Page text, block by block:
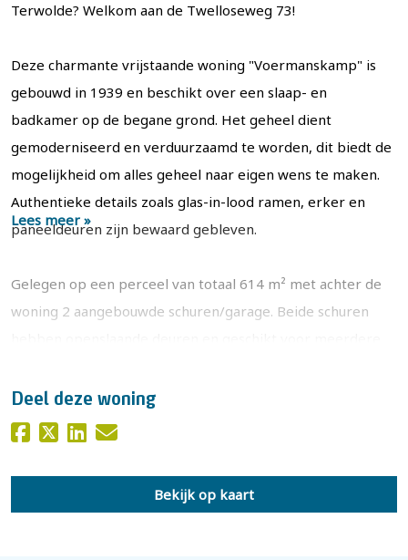
Terwolde? Welkom aan de Twelloseweg 73!
Deze charmante vrijstaande woning "Voermanskamp" is
gebouwd in 1939 en beschikt over een slaap- en
badkamer op de begane grond. Het geheel dient
gemoderniseerd en verduurzaamd te worden, dit biedt de
mogelijkheid om alles geheel naar eigen wens te maken.
Authentieke details zoals glas-in-lood ramen, erker en
paneeldeuren zijn bewaard gebleven.
Gelegen op een perceel van totaal 614 m² met achter de
woning 2 aangebouwde schuren/garage. Beide schuren
ook de nodige ruimte voor het opbergen van spullen of
een fijne werkruimte voor de hobbyist. De tuin is met
name gelegen aan de zijkant en heeft een prettige
zonligging op het het westen. Er is een terras, broeikas,
vijver en veel volwassen groen. Ook is er een oprit naast
Lees meer »
Deel deze woning
Bekijk op kaart